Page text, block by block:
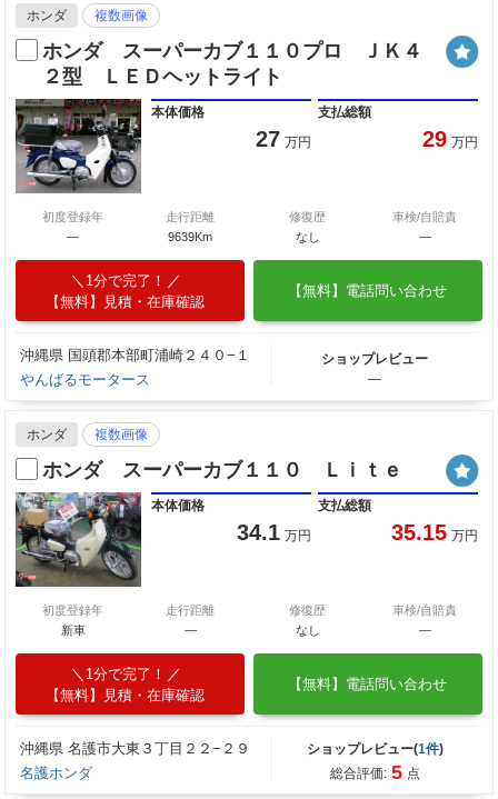
ホンダ 複数画像
ホンダ スーパーカブ１１０プロ ＪＫ４
２型 ＬＥＤヘットライト
本体価格
27 万円
支払総額
29 万円
初度登録年
—
走行距離
9639Km
修復歴
なし
車検/自賠責
―
1分で完了！
【無料】見積・在庫確認
【無料】電話問い合わせ
沖縄県 国頭郡本部町浦崎２４０−１
やんばるモータース
ショップレビュー
―
ホンダ 複数画像
ホンダ スーパーカブ１１０ Ｌｉｔｅ
本体価格
34.1 万円
支払総額
35.15 万円
初度登録年
新車
走行距離
—
修復歴
なし
車検/自賠責
―
1分で完了！
【無料】見積・在庫確認
【無料】電話問い合わせ
沖縄県 名護市大東３丁目２２−２９
名護ホンダ
ショップレビュー(1件)
総合評価: 5 点